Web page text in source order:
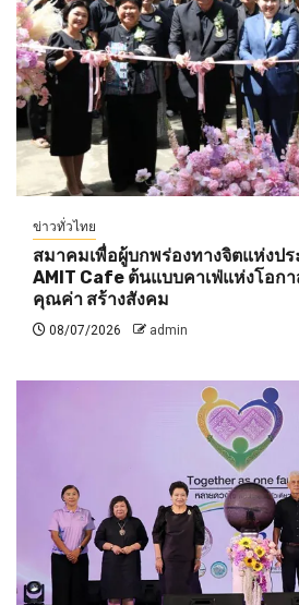
ข่าวทั่วไทย
สมาคมเพื่อผู้บกพร่องทางจิตแห่งปร
AMIT Cafe ต้นแบบคาเฟ่แห่งโอกา
คุณค่า สร้างสังคม
08/07/2026 admin